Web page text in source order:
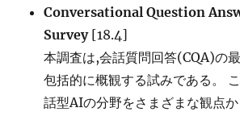
調
査
に
Conversational Question
Survey [18.4]
本調査は,会話質問回答(CQA)の
包括的に概観する試みである。
話型AIの分野をさまざまな観点